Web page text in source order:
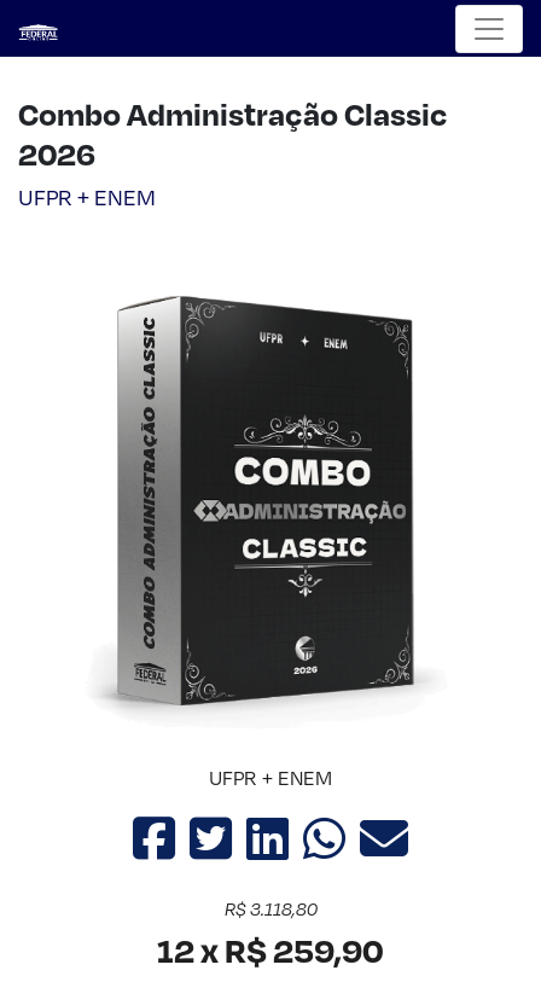
Menu
Combo Administração Classic
2026
UFPR + ENEM
UFPR + ENEM
R$ 3.118,80
12 x R$ 259,90